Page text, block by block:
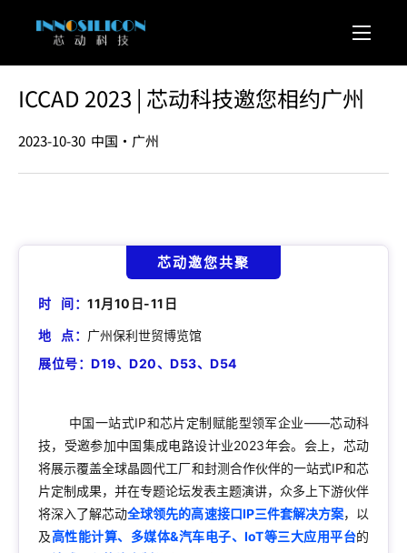
ICCAD 2023 | 芯动科技邀您相约广州
2023-10-30 中国·广州
芯动邀您共聚
时 间： 11月10日-11日
地 点： 广州保利世贸博览馆
展位号：D19、D20、D53、D54
中国一站式IP和芯片定制赋能型领军企业——芯动科
技，受邀参加中国集成电路设计业2023年会。会上，芯动
将展示覆盖全球晶圆代工厂和封测合作伙伴的一站式IP和芯
片定制成果，并在专题论坛发表主题演讲，众多上下游伙伴
将深入了解芯动全球领先的高速接口IP三件套解决方案，以
及高性能计算、多媒体&汽车电子、IoT等三大应用平台的